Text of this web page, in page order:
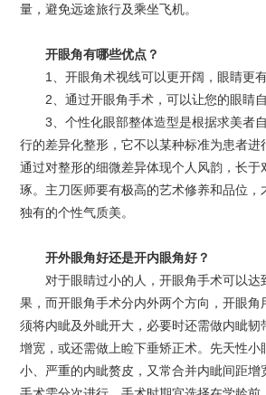
量，避免远途旅行及乘坐飞机。
开眼角有哪些优点？
1、开眼角术视线可以更开阔，眼睛更
2、通过开眼角手术，可以让您的眼睛
3、个性化眼部整体造型是根据求美者
行的差异化整形，它不以某种标准为患者进
通过对整形的细微差异体现个人风韵，长于
琢。主刀医师要有极高的艺术修养和品位，
独有的个性气质美。
开外眼角好还是开内眼角好？
对于眼睛过小的人，开眼角手术可以达
果，而开眼角手术分内外两个方向，开眼角
须将内眦及外眦开大，必要时还需做内眦韧
增宽，或还需做上睑下垂矫正术。先天性小
小、严重的内眦赘皮，又常合并内眦间距增